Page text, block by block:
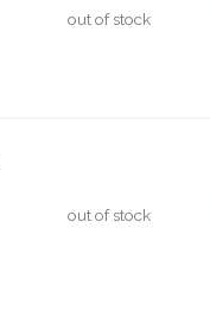
out of stock
out of stock